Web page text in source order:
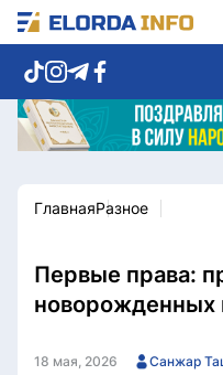
Новости столицы
Спорт
Разное
Видео
Этический кодекс
ГлавнаяРазное
Первые права:
новорожденных
18 мая, 2026 Санжар